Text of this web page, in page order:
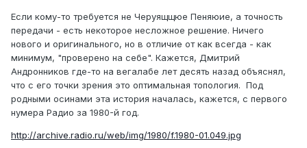
Если кому-то требуется не Черуящщюе Пеняюие, а точность
передачи - есть некоторое несложное решение. Ничего
нового и оригинального, но в отличие от как всегда - как
минимум, "проверено на себе". Кажется, Дмитрий
Андронников где-то на вегалабе лет десять назад объяснял,
что с его точки зрения это оптимальная топология. Под
родными осинами эта история началась, кажется, с первого
нумера Радио за 1980-й год.
http://archive.radio.ru/web/img/1980/f.1980-01.049.jpg